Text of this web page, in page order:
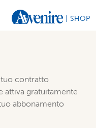
SHOP
contratto
attiva gratuitamente
abbonamento